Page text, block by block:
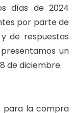
días de 2024
por parte de
de respuestas
un
de diciembre.
para la compra